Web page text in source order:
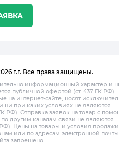
г.г. Все права защищены.
информационный характер и
публичной офертой (ст. 437 ГК РФ).
на интернет-сайте, носят
при каких условиях не являются
РФ). Отправка заявок на товар с
другим каналам связи не являются
Цены на товары и условия продажи
или по адресам электронной
запрещено.